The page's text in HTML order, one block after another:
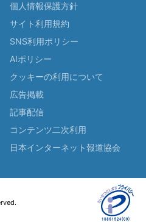
個人情報保護方針
サイト利用規約
SNS利用ポリシー
AIポリシー
クッキーの利用について
広告掲載
記事配信
コンテンツ二次利用
日本インターネット報道協会